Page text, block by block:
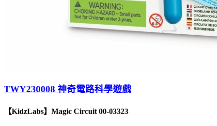
TWY230008 神奇電路科學遊戲
【KidzLabs】Magic Circuit 00-03323